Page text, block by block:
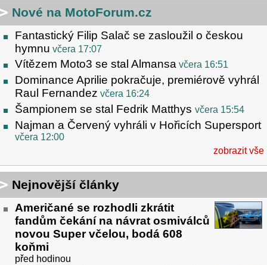
Nové na MotoForum.cz
Fantastický Filip Salač se zasloužil o českou
hymnu včera 17:07
Vítězem Moto3 se stal Almansa včera 16:51
Dominance Aprilie pokračuje, premiérově vyhrál
Raul Fernandez včera 16:24
Šampionem se stal Fedrik Matthys včera 15:54
Najman a Červený vyhráli v Hořicích Supersport
včera 12:00
zobrazit vše
Nejnovější články
Američané se rozhodli zkrátit
fandům čekání na návrat osmiválců
novou Super včelou, bodá 608
koňmi
před hodinou